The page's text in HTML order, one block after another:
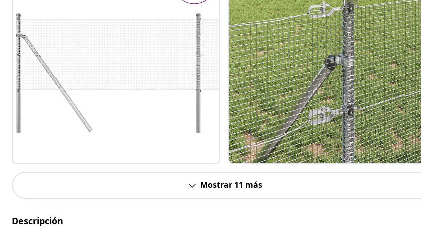
Mostrar 11 más
Descripción